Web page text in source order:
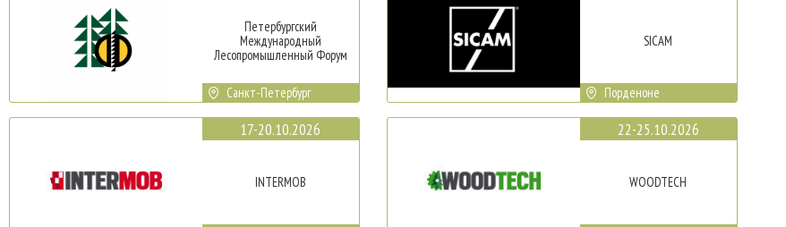
Петербургский
Международный
Лесопромышленный Форум
Санкт-Петербург
17-20.10.2026
INTERMOB
SICAM
Порденоне
22-25.10.2026
WOODTECH